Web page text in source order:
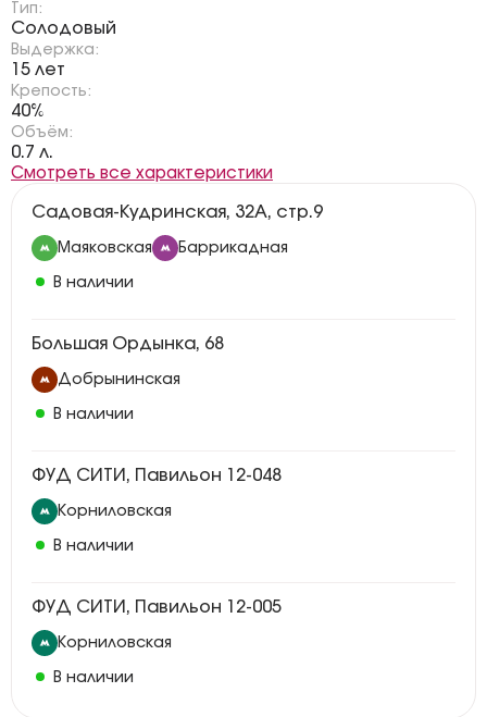
Тип:
Солодовый
Выдержка:
15 лет
Крепость:
40%
Объём:
0.7 л.
Смотреть все характеристики
Садовая-Кудринская, 32А, стр.9
Маяковская Баррикадная
В наличии
Большая Ордынка, 68
Добрынинская
В наличии
ФУД СИТИ, Павильон 12-048
Корниловская
В наличии
ФУД СИТИ, Павильон 12-005
Корниловская
В наличии